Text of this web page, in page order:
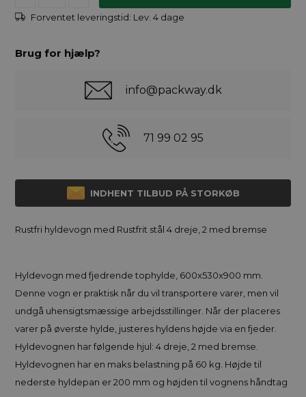
Forventet leveringstid: Lev. 4 dage
Brug for hjælp?
info@packway.dk
71 99 02 95
INDHENT TILBUD PÅ STORKØB
Rustfri hyldevogn med Rustfrit stål 4 dreje, 2 med bremse
Hyldevogn med fjedrende tophylde, 600x530x900 mm.
Denne vogn er praktisk når du vil transportere varer, men vil
undgå uhensigtsmæssige arbejdsstillinger. Når der placeres
varer på øverste hylde, justeres hyldens højde via en fjeder.
Hyldevognen har følgende hjul: 4 dreje, 2 med bremse.
Hyldevognen har en maks belastning på 60 kg. Højde til
nederste hyldepan er 200 mm og højden til vognens håndtag